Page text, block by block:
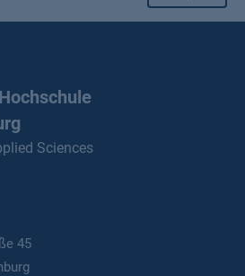
Sciences
45